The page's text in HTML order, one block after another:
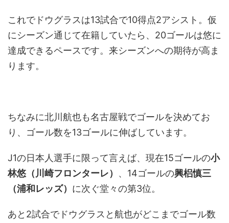
これでドウグラスは13試合で10得点2アシスト。仮
にシーズン通じて在籍していたら、20ゴールは悠に
達成できるペースです。来シーズンへの期待が高ま
ります。
ちなみに北川航也も名古屋戦でゴールを決めてお
り、ゴール数を13ゴールに伸ばしています。
J1の日本人選手に限って言えば、現在15ゴールの小
林悠（川崎フロンターレ） 、14ゴールの興梠慎三
（浦和レッズ） に次ぐ堂々の第3位。
あと2試合でドウグラスと航也がどこまでゴール数